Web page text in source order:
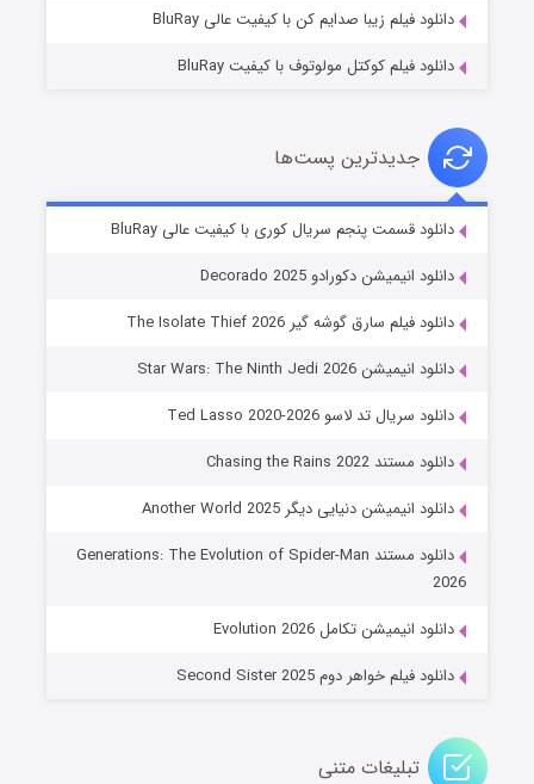
خاندان اژدها فصل ۳
جادوگری در مغولستان
قسمت14 (زیرنویس) منتشر شد
دانلود فیلم زیبا صدایم کن با کیفیت عالی BluRay
دانلود فیلم کوکتل مولوتوف با کیفیت BluRay
جدیدترین پست‌ها
دانلود قسمت پنجم سریال کوری با کیفیت عالی BluRay
دانلود انیمیشن دکورادو Decorado 2025
دانلود فیلم سارق گوشه گیر The Isolate Thief 2026
دانلود انیمیشن Star Wars: The Ninth Jedi 2026
دانلود سریال تد لاسو Ted Lasso 2020-2026
دانلود مستند Chasing the Rains 2022
دانلود انیمیشن دنیایی دیگر Another World 2025
دانلود مستند Generations: The Evolution of Spider-Man
2026
دانلود انیمیشن تکامل Evolution 2026
دانلود فیلم خواهر دوم Second Sister 2025
تبلیغات متنی